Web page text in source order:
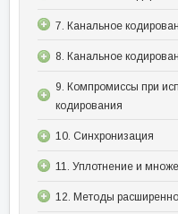
7. Канальное
8. Канальное
9. Компромиссы при
кодирования
10. Синхронизация
11. Уплотнение и
12. Методы